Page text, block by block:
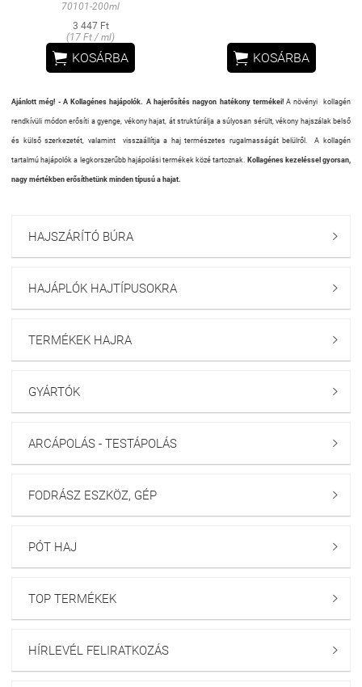
70101-200ml
3 447 Ft
(17 Ft / ml)
 KOSÁRBA  KOSÁRBA
Ajánlott még! - A Kollagénes hajápolók. A hajerősítés nagyon hatékony termékei!A növényi kollagén
rendkívüli módon erősíti a gyenge, vékony hajat, át struktúrálja a súlyosan sérült, vékony hajszálak belső
és külső szerkezetét, valamint visszaállítja a haj természetes rugalmasságát belülről. A kollagén
tartalmú hajápolók a legkorszerűbb hajápolási termékek közé tartoznak. Kollagénes kezeléssel gyorsan,
nagy mértékben erősíthetünk minden típusú a hajat.
HAJSZÁRÍTÓ BÚRA 
HAJÁPLÓK HAJTÍPUSOKRA 
TERMÉKEK HAJRA 
GYÁRTÓK 
ARCÁPOLÁS - TESTÁPOLÁS 
FODRÁSZ ESZKÖZ, GÉP 
PÓT HAJ 
TOP TERMÉKEK 
HÍRLEVÉL FELIRATKOZÁS 